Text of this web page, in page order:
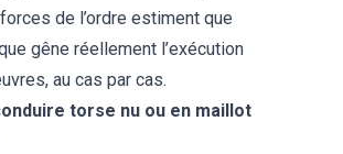
de l’ordre estiment que
gêne réellement l’exécution
au cas par cas.
torse nu ou en maillot